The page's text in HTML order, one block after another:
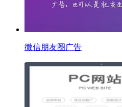
微信朋友圈广告